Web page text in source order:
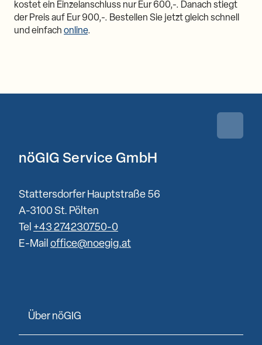
kostet ein Einzelanschluss nur Eur 600,-. Danach stiegt
der Preis auf Eur 900,-. Bestellen Sie jetzt gleich schnell
und einfach online.
nöGIG Service GmbH
Stattersdorfer Hauptstraße 56
A-3100 St. Pölten
Tel +43 274230750-0
E-Mail office@noegig.at
Über nöGIG